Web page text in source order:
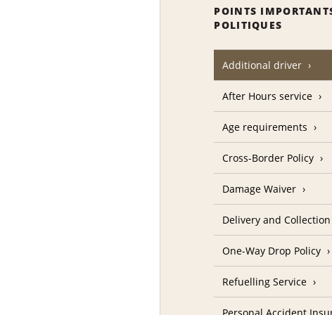
POINTS
POLITIQUES
Additional driver
After Hours service
Age requirements
Cross-Border Policy
Damage Waiver
Delivery and Collection
One-Way Drop Policy
Refuelling Service